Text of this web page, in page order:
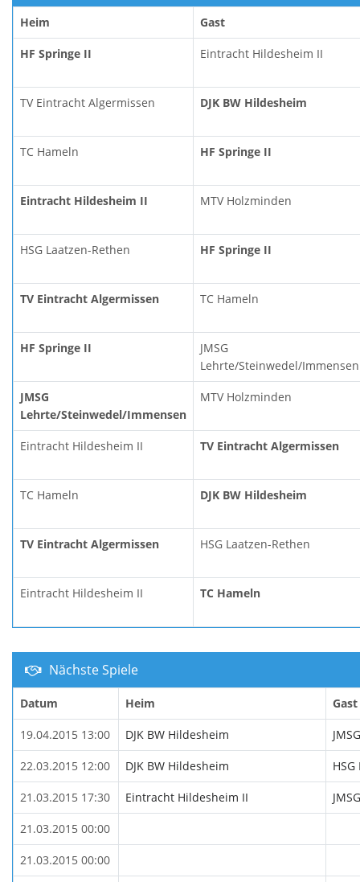
Heim Gast
HF Springe II Eintracht Hildesheim II
TV Eintracht Algermissen DJK BW Hildesheim
TC Hameln HF Springe II
Eintracht Hildesheim II MTV Holzminden
HSG Laatzen-Rethen HF Springe II
TV Eintracht Algermissen TC Hameln
HF Springe II
JMSG
Lehrte/Steinwedel/Immensen
JMSG
Lehrte/Steinwedel/Immensen
MTV Holzminden
Eintracht Hildesheim II TV Eintracht Algermissen
TC Hameln DJK BW Hildesheim
TV Eintracht Algermissen HSG Laatzen-Rethen
Eintracht Hildesheim II TC Hameln
Nächste Spiele
Datum Heim Gast
19.04.2015 13:00 DJK BW Hildesheim
22.03.2015 12:00 DJK BW Hildesheim
21.03.2015 17:30 Eintracht Hildesheim II
21.03.2015 00:00
21.03.2015 00:00